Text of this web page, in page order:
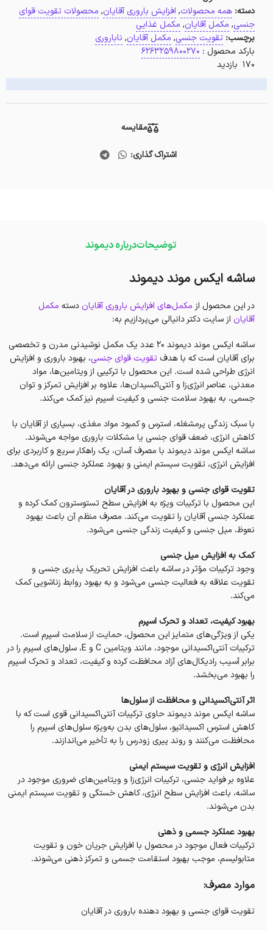
دسته: همه محصولات, افزایش باروری آقایان, محصولات تقویت قوای
جنسی, مکمل آقایان, مکمل غذایی
برچسب: تقویت جنسی, مکمل آقایان, ناباروری
بارکد محصول : 6263259800270
170 بازدید
مقایسه
اشتراک گذاری:
توضیحاتدرباره دیموند
ساشه ایکس موند دیموند
در این محصول از مکمل‌های افزایش باروری آقایان دسته مکمل
آقایان از سایت دکتر دانیالی می‌پردازیم به:
ساشه ایکس موند دیموند ۲۰ عدد یک مکمل نوشیدنی مدرن و تخصصی
برای آقایان است که با هدف تقویت قوای جنسی، بهبود باروری و افزایش
انرژی طراحی شده است. این محصول با ترکیبی از ویتامین‌ها، مواد
معدنی، عناصر انرژی‌زا و آنتی‌اکسیدان‌ها، علاوه بر افزایش تمرکز و توان
جسمی، به بهبود سلامت جنسی و کیفیت اسپرم نیز کمک می‌کند.
با سبک زندگی پرمشغله، استرس و کمبود مواد مغذی، بسیاری از آقایان با
کاهش انرژی، ضعف قوای جنسی یا مشکلات باروری مواجه می‌شوند.
ساشه ایکس موند دیموند با مصرف آسان، یک راهکار سریع و کاربردی برای
افزایش انرژی، تقویت سیستم ایمنی و بهبود عملکرد جنسی ارائه می‌دهد.
تقویت قوای جنسی و بهبود باروری در آقایان
این محصول با ترکیبات ویژه به افزایش سطح تستوسترون کمک کرده و
عملکرد جنسی آقایان را تقویت می‌کند. مصرف منظم آن باعث بهبود
نعوظ، میل جنسی و کیفیت زندگی جنسی می‌شود.
کمک به افزایش میل جنسی
وجود ترکیبات مؤثر در ساشه باعث افزایش تحریک پذیری جنسی و
تقویت علاقه به فعالیت جنسی می‌شود و به بهبود روابط زناشویی کمک
می‌کند.
بهبود کیفیت، تعداد و تحرک اسپرم
یکی از ویژگی‌های متمایز این محصول، حمایت از سلامت اسپرم است.
ترکیبات آنتی‌اکسیدانی موجود، مانند ویتامین C و E، سلول‌های اسپرم را در
برابر آسیب رادیکال‌های آزاد محافظت کرده و کیفیت، تعداد و تحرک اسپرم
را بهبود می‌بخشد.
اثر آنتی‌اکسیدانی و محافظت از سلول‌ها
ساشه ایکس موند دیموند حاوی ترکیبات آنتی‌اکسیدانی قوی است که با
کاهش استرس اکسیداتیو، سلول‌های بدن به‌ویژه سلول‌های اسپرم را
محافظت می‌کنند و روند پیری زودرس را به تأخیر می‌اندازند.
افزایش انرژی و تقویت سیستم ایمنی
علاوه بر فواید جنسی، ترکیبات انرژی‌زا و ویتامین‌های ضروری موجود در
ساشه، باعث افزایش سطح انرژی، کاهش خستگی و تقویت سیستم ایمنی
بدن می‌شوند.
بهبود عملکرد جسمی و ذهنی
ترکیبات فعال موجود در محصول با افزایش جریان خون و تقویت
متابولیسم، موجب بهبود استقامت جسمی و تمرکز ذهنی می‌شوند.
موارد مصرف:
تقویت قوای جنسی و بهبود دهنده باروری در آقایان